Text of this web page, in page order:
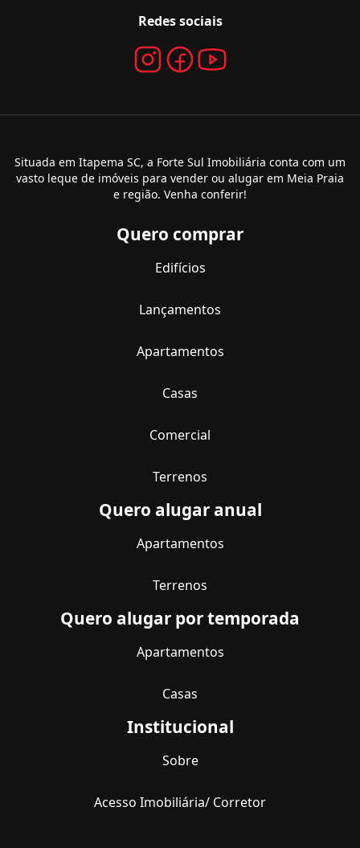
Redes sociais
Situada em Itapema SC, a Forte Sul Imobiliária conta com um
vasto leque de imóveis para vender ou alugar em Meia Praia
e região. Venha conferir!
Quero comprar
Edifícios
Lançamentos
Apartamentos
Casas
Comercial
Terrenos
Quero alugar anual
Apartamentos
Terrenos
Quero alugar por temporada
Apartamentos
Casas
Institucional
Sobre
Acesso Imobiliária/ Corretor